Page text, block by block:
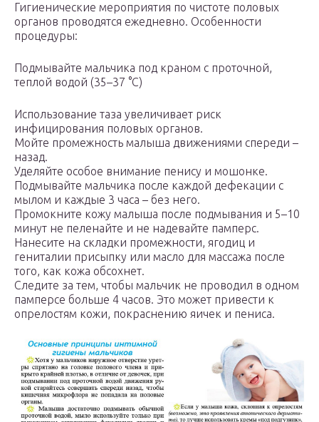
Гигиенические мероприятия по чистоте половых
органов проводятся ежедневно. Особенности
процедуры:
Подмывайте мальчика под краном с проточной,
теплой водой (35–37 °С)
Использование таза увеличивает риск
инфицирования половых органов.
Мойте промежность малыша движениями спереди –
назад.
Уделяйте особое внимание пенису и мошонке.
Подмывайте мальчика после каждой дефекации с
мылом и каждые 3 часа – без него.
Промокните кожу малыша после подмывания и 5–10
минут не пеленайте и не надевайте памперс.
Нанесите на складки промежности, ягодиц и
гениталии присыпку или масло для массажа после
того, как кожа обсохнет.
Следите за тем, чтобы мальчик не проводил в одном
памперсе больше 4 часов. Это может привести к
опрелостям кожи, покраснению яичек и пениса.